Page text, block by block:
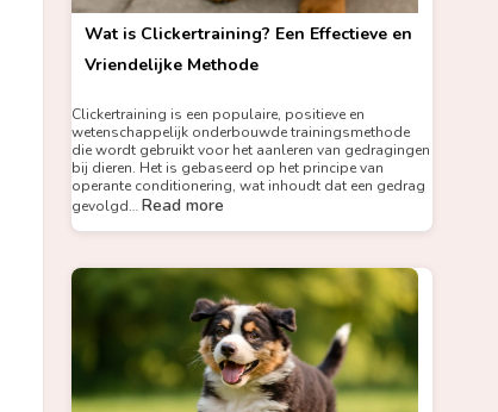
Wat is Clickertraining? Een Effectieve en
Vriendelijke Methode
Clickertraining is een populaire, positieve en
wetenschappelijk onderbouwde trainingsmethode
die wordt gebruikt voor het aanleren van gedragingen
bij dieren. Het is gebaseerd op het principe van
operante conditionering, wat inhoudt dat een gedrag
gevolgd… Read more